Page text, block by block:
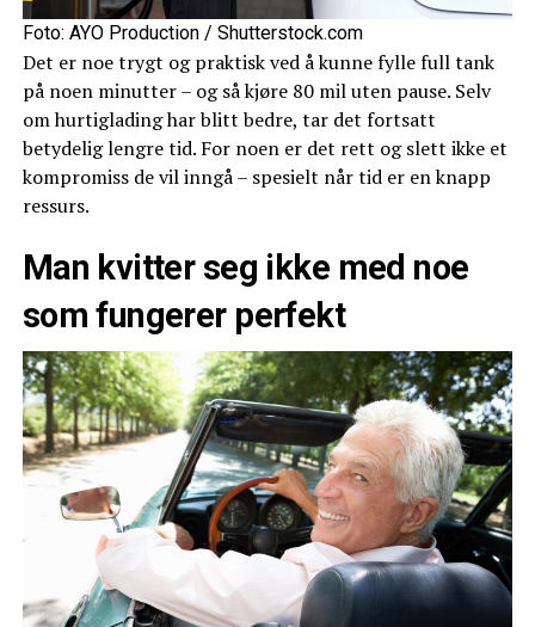
Foto: AYO Production / Shutterstock.com
Det er noe trygt og praktisk ved å kunne fylle full tank
på noen minutter – og så kjøre 80 mil uten pause. Selv
om hurtiglading har blitt bedre, tar det fortsatt
betydelig lengre tid. For noen er det rett og slett ikke et
kompromiss de vil inngå – spesielt når tid er en knapp
ressurs.
Man kvitter seg ikke med noe
som fungerer perfekt